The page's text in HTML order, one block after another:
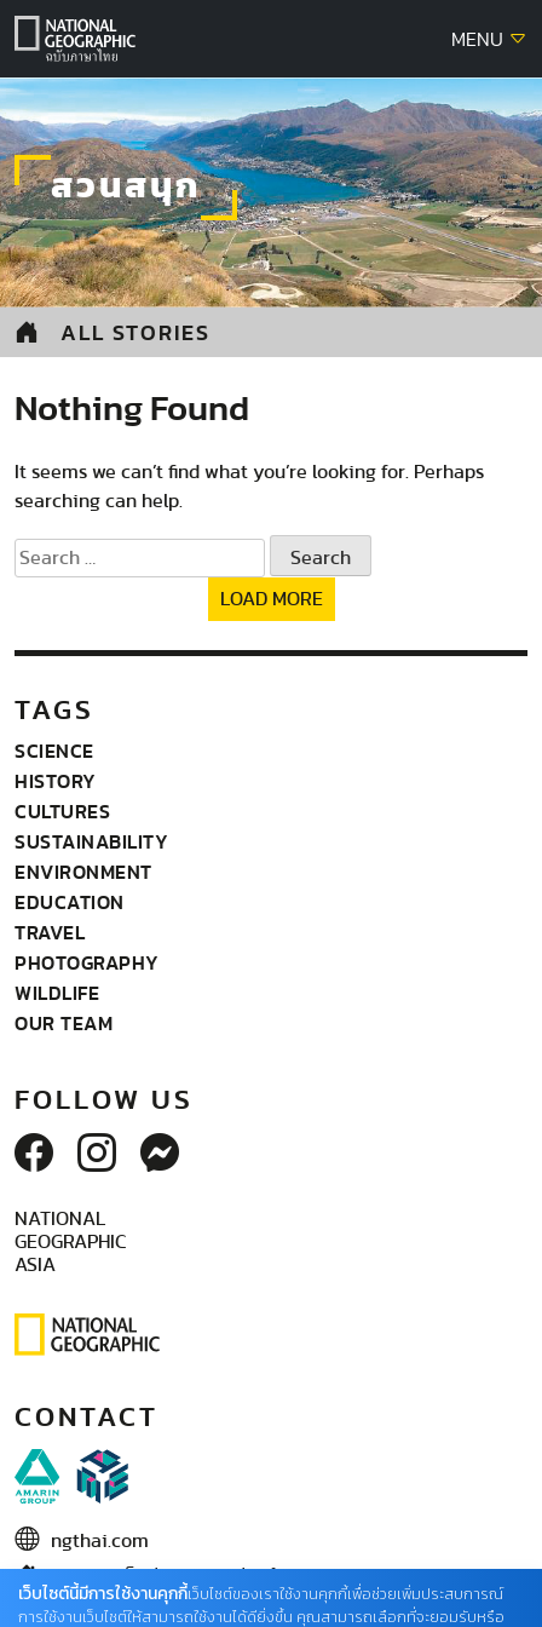
Skip
MENU
สวนสนุก
ALL STORIES
Nothing Found
It seems we can’t find what you’re looking for. Perhaps
searching can help.
Search
for:
LOAD MORE
TAGS
SCIENCE
HISTORY
CULTURES
SUSTAINABILITY
ENVIRONMENT
EDUCATION
TRAVEL
PHOTOGRAPHY
WILDLIFE
OUR TEAM
FOLLOW US
NATIONAL
GEOGRAPHIC
ASIA
CONTACT
ngthai.com
บริษัท เอเอ็มอี อิมเมจิเนทีฟ จำกัด
ในเครือ บริษัท อมรินทร์ คอร์เปอเรชั่นส์ จำกัด (มหาชน)
เว็บไซต์นี้มีการใช้งานคุกกี้เว็บไซต์ของเราใช้งานคุกกี้เพื่อช่วยเพิ่มประสบการณ์
การใช้งานเว็บไซต์ให้สามารถใช้งานได้ดียิ่งขึ้น คุณสามารถเลือกที่จะยอมรับหรือ